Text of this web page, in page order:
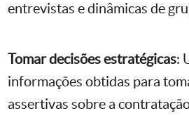
entrevistas e dinâmicas de
Tomar decisões estratégicas:
informações obtidas para
assertivas sobre a